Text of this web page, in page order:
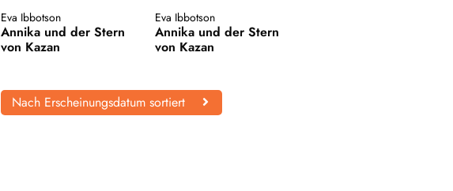
Eva Ibbotson
Annika und der Stern
von Kazan
Eva Ibbotson
Annika und der Stern
von Kazan
Nach Erscheinungsdatum sortiert